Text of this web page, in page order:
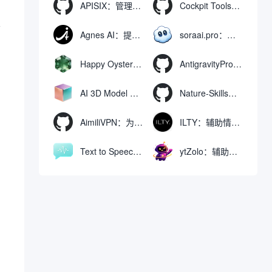
APISIX：管理和代理API及大模型流量的高性能网关 Cockpit Tools：管理多个AI编程IDE账号与配置多开独立实例的本地桌面应用
Agnes AI：提供全模态模型免费API、支持图文视频生成与复杂工程执行的智能体平台 soraai.pro：支持多模型文字转视频和图像生成的在线创作工具
Happy Oyster AI：生成可交互式3D虚拟世界与视频的大模型 AntigravityProxyLauncher：免TUN全局代理使用Antigravity IDE
AI 3D Model Generator：通过文本和图像快速生成3D模型的在线工具 Nature-Skills：辅助撰写学术论文和绘制科研图表的智能体插件
AimiliVPN：为Linux提供纯净出站家庭IP的VPN代理网关 ILTY：辅助情绪疏导与提供行动建议的AI陪伴工具
Text to Speech AI：支持多说话人与情感控制的文字转语音工具 ytZolo：辅助创建和优化YouTube视频内容的生成工具